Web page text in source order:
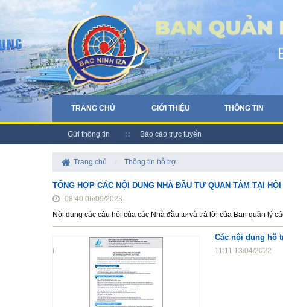
TRANG CHỦ GIỚI THIỆU THÔNG TIN
Gửi thông tin Báo cáo trực tuyến
Trang chủ Thông tin hỗ trợ
TỔNG HỢP CÁC NỘI DUNG NHÀ ĐẦU TƯ QUAN TÂM TẠI
08:40 06/09/2023
Nội dung các câu hỏi của các Nhà đầu tư và trả lời của Ban quản lý
Các nội dung hỗ
11:11 13/04/2022